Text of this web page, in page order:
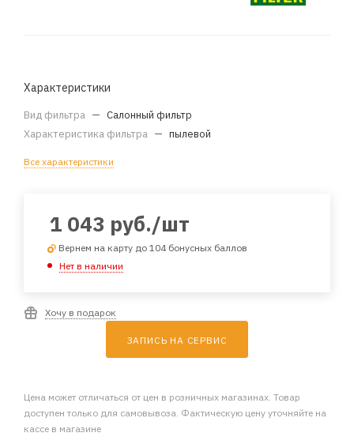
Характеристики
Вид фильтра — Салонный фильтр
Характеристика фильтра — пылевой
Все характеристики
1 043 руб./шт
Вернем на карту до 104 бонусных баллов
Нет в наличии
Хочу в подарок
ЗАПИСЬ НА СЕРВИС
Цена может отличаться от цен в розничных магазинах. Товар
доступен только для самовывоза. Фактическую цену уточняйте на
кассе в магазине